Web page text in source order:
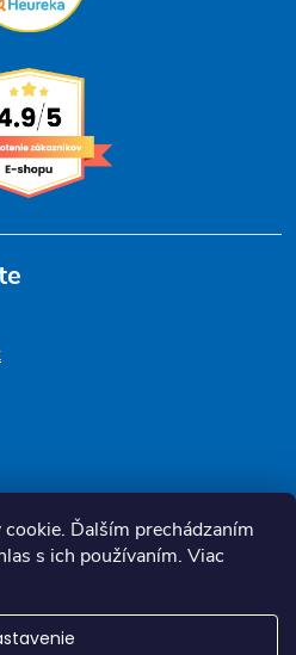
Ďalším prechádzaním
s ich používaním. Viac